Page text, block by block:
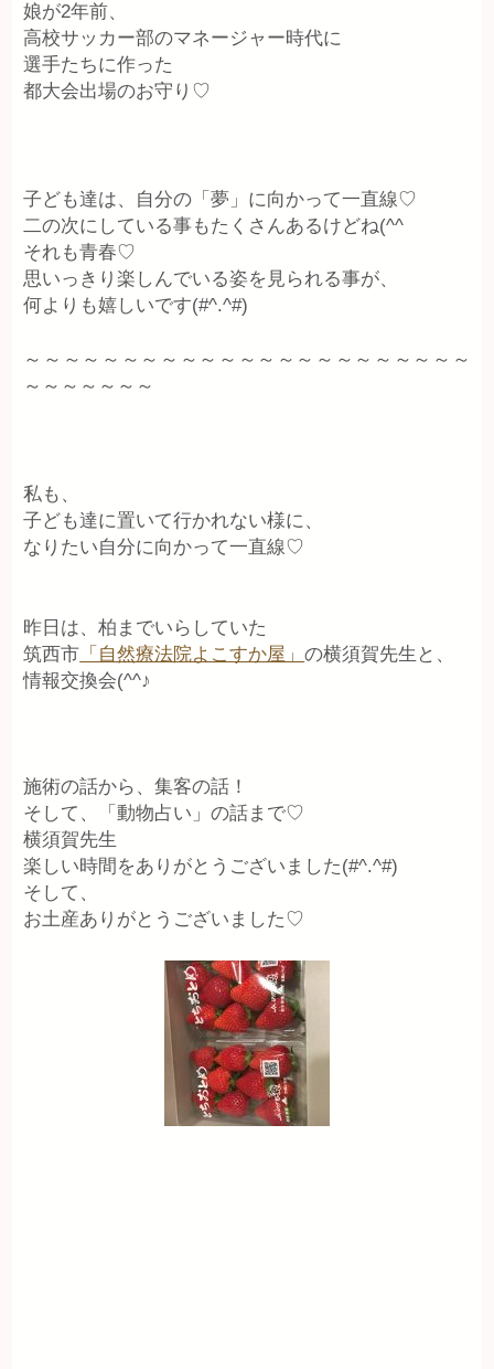
娘が2年前、
高校サッカー部のマネージャー時代に
選手たちに作った
都大会出場のお守り♡
子ども達は、自分の「夢」に向かって一直線♡
二の次にしている事もたくさんあるけどね(^^ゞ
それも青春♡
思いっきり楽しんでいる姿を見られる事が、
何よりも嬉しいです(#^.^#)
～～～～～～～～～～～～～～～～～～～～～～～
～～～～～～～
私も、
子ども達に置いて行かれない様に、
なりたい自分に向かって一直線♡
昨日は、柏までいらしていた
筑西市 「自然療法院よこすか屋」の横須賀先生と、
情報交換会(^^♪
施術の話から、集客の話！
そして、「動物占い」の話まで♡
横須賀先生
楽しい時間をありがとうございました(#^.^#)
そして、
お土産ありがとうございました♡